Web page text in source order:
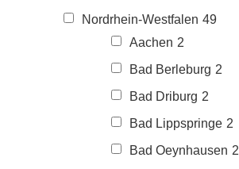
Nordrhein-Westfalen 49
Aachen 2
Bad Berleburg 2
Bad Driburg 2
Bad Lippspringe 2
Bad Oeynhausen 2